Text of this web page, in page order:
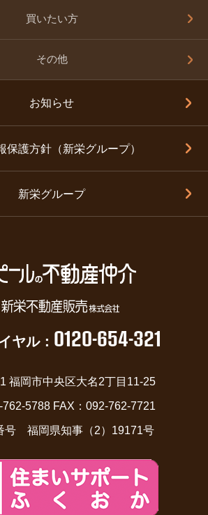
買いたい方
その他
お知らせ
保護方針（新栄グループ）
新栄グループ
ヤル： 0120-654-321
福岡市中央区大名2丁目11-25
5788 FAX：092-762-7721
号 福岡県知事（2）19171号